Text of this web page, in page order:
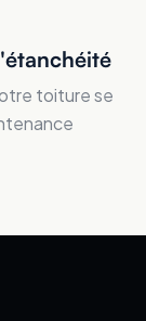
toiture se